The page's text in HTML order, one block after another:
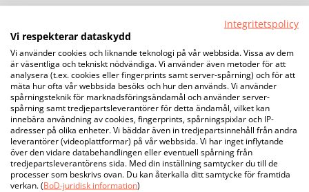
Integritetspolicy
Vi respekterar dataskydd
Vi använder cookies och liknande teknologi på vår webbsida. Vissa av dem
är väsentliga och tekniskt nödvändiga. Vi använder även metoder för att
analysera (t.ex. cookies eller fingerprints samt server-spårning) och för att
mäta hur ofta vår webbsida besöks och hur den används. Vi använder
spårningsteknik för marknadsföringsändamål och använder server-
spårning samt tredjepartsleverantörer för detta ändamål, vilket kan
innebära användning av cookies, fingerprints, spårningspixlar och IP-
adresser på olika enheter. Vi bäddar även in tredjepartsinnehåll från andra
leverantörer (videoplattformar) på vår webbsida. Vi har inget inflytande
över den vidare databehandlingen eller eventuell spårning från
tredjepartsleverantörens sida. Med din inställning samtycker du till de
processer som beskrivs ovan. Du kan återkalla ditt samtycke för framtida
verkan. (BoD-juridisk information)